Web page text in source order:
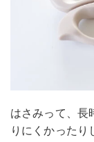
はさみって、長
りにくかった